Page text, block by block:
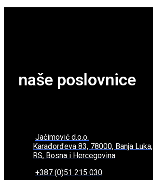
naše poslovnice
Jaćimović d.o.o.
Karađorđeva 83, 78000, Banja Luka,
RS, Bosna i Hercegovina
+387 (0)51 215 030